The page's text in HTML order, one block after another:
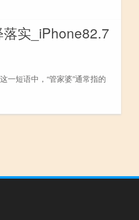
实_iPhone82.7
一短语中，“管家婆”通常指的